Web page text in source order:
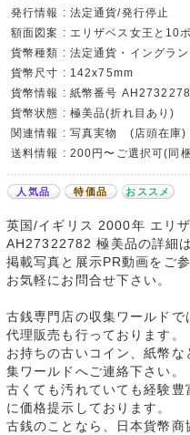
発行情報 : 法定通貨/発行停止
額面図案 : エリザベス女王と10
貨幣種類 : 法定通貨・イングラ
貨幣尺寸 : 142x75mm
貨幣情報 : 紙幣番号
貨幣状態 : 極美品(折れ目あり)
関連情報 : 写真実物 (店頭在庫)
送料情報 : 200円〜ご選択可(同
人気品 特価品 おススメ
英国/イギリス 2000年 エリ
AH27322782 極美品の詳細は
掲載写真と展示PR動画をご
お気軽にお問合せ下さい。
古銭専門店の収集ワールドで
代理販売も行っております。
お持ちの古いコイン、紙幣
集ワールドへご連絡下さい。
古くても汚れていても経験
に価格提示しております。
古銭のことなら、日本貨幣